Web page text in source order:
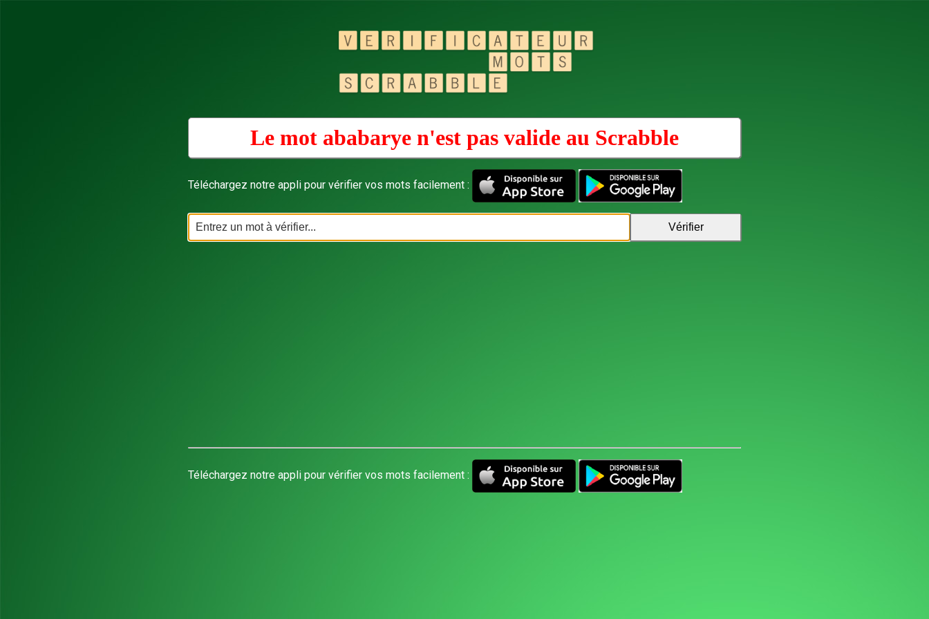
Le mot ababarye n'est pas valide au Scrabble
Téléchargez notre appli pour vérifier vos mots facilement :
Téléchargez notre appli pour vérifier vos mots facilement :